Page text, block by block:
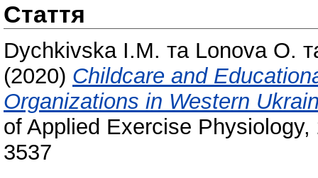
Стаття
Dychkivska I.M. та Lonova O.
(2020) Childcare and
Organizations in Western
of Applied Exercise
3537